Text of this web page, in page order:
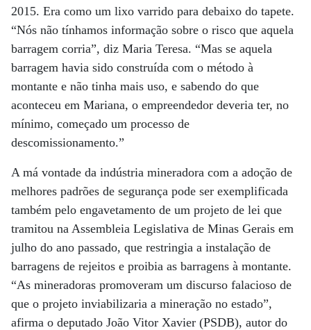
2015. Era como um lixo varrido para debaixo do tapete.
“Nós não tínhamos informação sobre o risco que aquela
barragem corria”, diz Maria Teresa. “Mas se aquela
barragem havia sido construída com o método à
montante e não tinha mais uso, e sabendo do que
aconteceu em Mariana, o empreendedor deveria ter, no
mínimo, começado um processo de
descomissionamento.”
A má vontade da indústria mineradora com a adoção de
melhores padrões de segurança pode ser exemplificada
também pelo engavetamento de um projeto de lei que
tramitou na Assembleia Legislativa de Minas Gerais em
julho do ano passado, que restringia a instalação de
barragens de rejeitos e proibia as barragens à montante.
“As mineradoras promoveram um discurso falacioso de
que o projeto inviabilizaria a mineração no estado”,
afirma o deputado João Vitor Xavier (PSDB), autor do